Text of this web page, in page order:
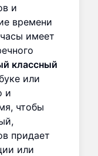
и
времени
имеет
классный
или
и
чтобы
придает
или